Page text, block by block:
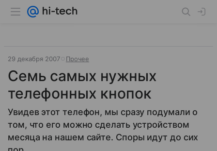
29 декабря 2007 Прочее
Семь самых нужных
телефонных кнопок
Увидев этот телефон, мы сразу подумали о
том, что его можно сделать устройством
месяца на нашем сайте. Споры идут до сих